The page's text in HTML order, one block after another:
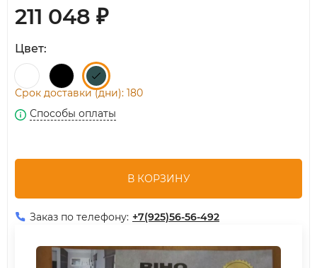
211 048 ₽
Цвет:
Срок доставки (дни): 180
Способы оплаты
В КОРЗИНУ
Заказ по телефону: +7(925)56-56-492